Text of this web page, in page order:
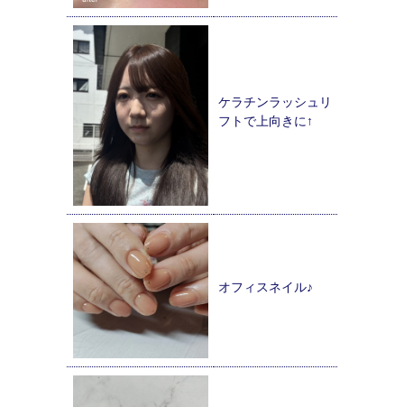
ケラチンラッシュリ
フトで上向きに↑
オフィスネイル♪